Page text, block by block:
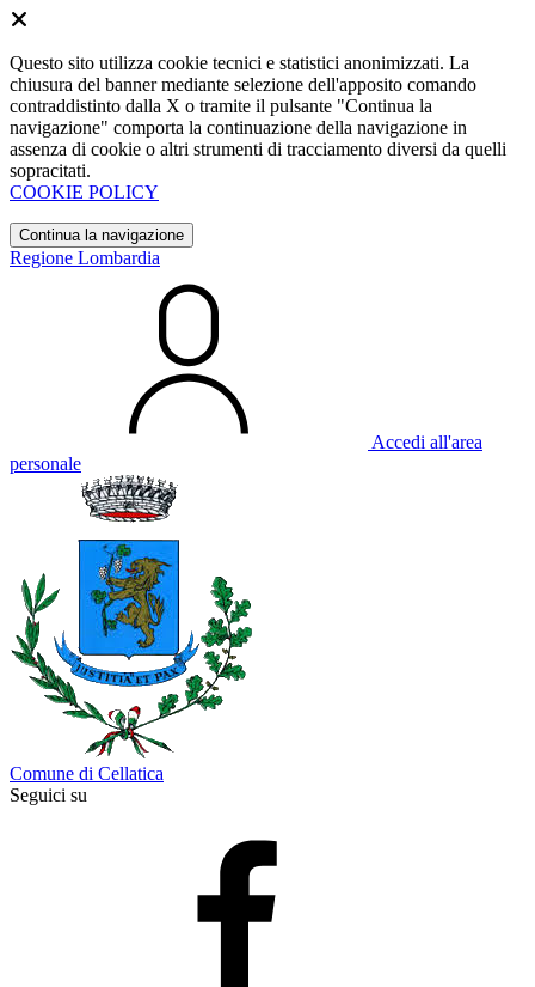
Questo sito utilizza cookie tecnici e statistici anonimizzati. La
chiusura del banner mediante selezione dell'apposito comando
contraddistinto dalla X o tramite il pulsante "Continua la
navigazione" comporta la continuazione della navigazione in
assenza di cookie o altri strumenti di tracciamento diversi da quelli
sopracitati.
COOKIE POLICY
Continua la navigazione
Regione Lombardia
Accedi all'area
personale
Comune di Cellatica
Seguici su